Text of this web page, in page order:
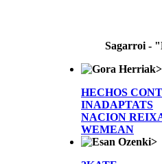
Sagarroi -
>
HECHOS
INADAPTATS
NACION
WEMEAN
>